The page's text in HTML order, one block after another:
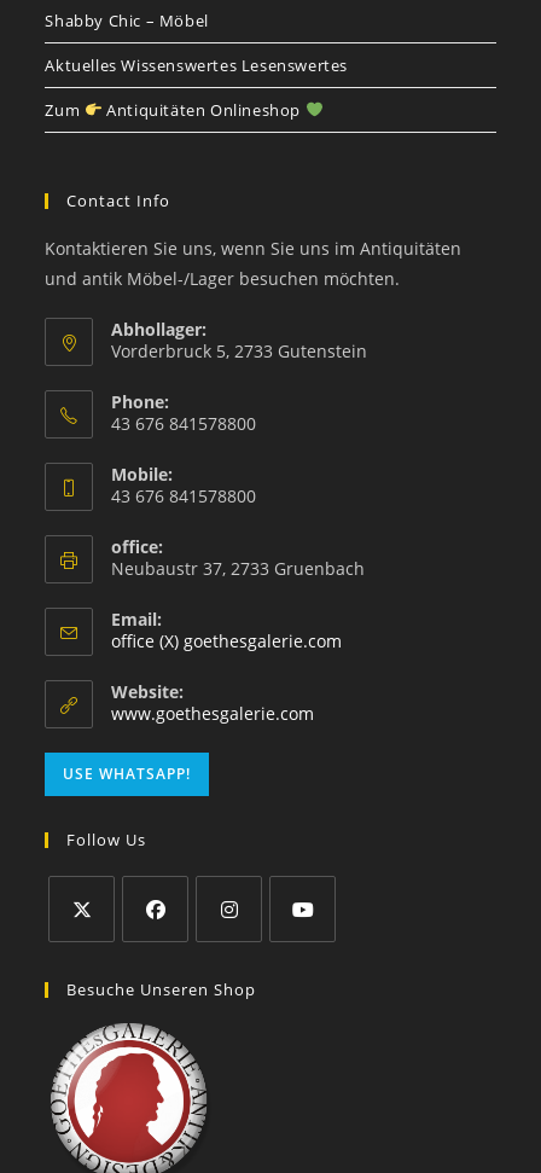
Shabby Chic – Möbel
Aktuelles Wissenswertes Lesenswertes
Zum Antiquitäten Onlineshop
Contact Info
Kontaktieren Sie uns, wenn Sie uns im Antiquitäten
und antik Möbel-/Lager besuchen möchten.
Abhollager:
Vorderbruck 5, 2733 Gutenstein
Phone:
43 676 841578800
Mobile:
43 676 841578800
office:
Neubaustr 37, 2733 Gruenbach
Email:
office (X) goethesgalerie.com
Website:
www.goethesgalerie.com
USE WHATSAPP!
Follow Us
Besuche Unseren Shop